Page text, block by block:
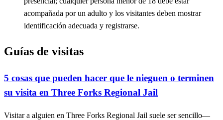
acompañada por un adulto y los visitantes deben mostrar
identificación adecuada y registrarse.
Guías de visitas
5 cosas que pueden hacer que le nieguen o terminen
su visita en Three Forks Regional Jail
Visitar a alguien en Three Forks Regional Jail suele ser sencillo—